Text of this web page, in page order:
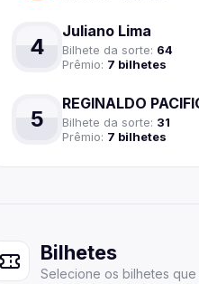
4
Juliano Lima
Bilhete da sorte: 64
Prêmio: 7 bilhetes
5
REGINALDO
Bilhete da sorte: 31
Prêmio: 7 bilhetes
Bilhetes
Selecione os bilhetes